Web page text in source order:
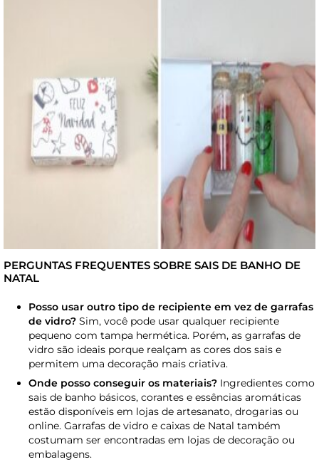
PERGUNTAS FREQUENTES SOBRE SAIS DE BANHO DE
NATAL
Posso usar outro tipo de recipiente em vez de garrafas
de vidro? Sim, você pode usar qualquer recipiente
pequeno com tampa hermética. Porém, as garrafas de
vidro são ideais porque realçam as cores dos sais e
permitem uma decoração mais criativa.
Onde posso conseguir os materiais? Ingredientes como
sais de banho básicos, corantes e essências aromáticas
estão disponíveis em lojas de artesanato, drogarias ou
online. Garrafas de vidro e caixas de Natal também
costumam ser encontradas em lojas de decoração ou
embalagens.